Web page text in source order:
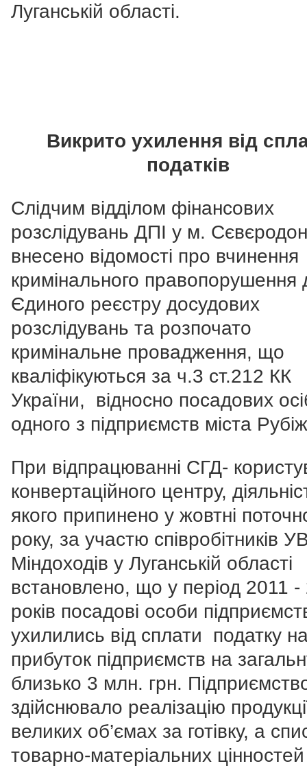
Луганській області.
Викрито ухилення від
податків
Слідчим відділом фінансових
розслідувань ДПІ у м.
внесено відомості про вчинення
кримінального правопорушення
Єдиного реєстру досудових
розслідувань та розпочато
кримінальне провадження, що
кваліфікуються за ч.3 ст.212 КК
України, відносно посадових
одного з підприємств міста
При відпрацюванні СГД-
конвертаційного центру,
якого припинено у жовтні
року, за участю співробітників
Міндоходів у Луганській області
встановлено, що у період 2011 -
років посадові особи
ухилились від сплати податку
прибуток підприємств на
близько 3 млн. грн.
здійснювало реалізацію
великих об’ємах за готівку, а
товарно-матеріальних цінностей